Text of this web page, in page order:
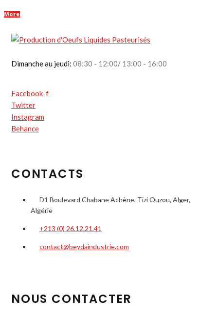
More
Dimanche au jeudi: 08:30 - 12:00/ 13:00 - 16:00
Facebook-f
Twitter
Instagram
Behance
CONTACTS
D1 Boulevard Chabane Achène, Tizi Ouzou, Alger,
Algérie
+213 (0) 26.12.21.41
contact@beydaindustrie.com
NOUS CONTACTER